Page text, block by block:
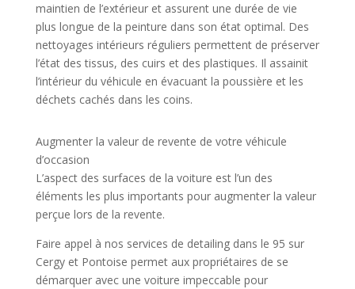
maintien de l’extérieur et assurent une durée de vie
plus longue de la peinture dans son état optimal. Des
nettoyages intérieurs réguliers permettent de préserver
l’état des tissus, des cuirs et des plastiques. Il assainit
l’intérieur du véhicule en évacuant la poussière et les
déchets cachés dans les coins.
Augmenter la valeur de revente de votre véhicule
d’occasion
L’aspect des surfaces de la voiture est l’un des
éléments les plus importants pour augmenter la valeur
perçue lors de la revente.
Faire appel à nos services de detailing dans le 95 sur
Cergy et Pontoise permet aux propriétaires de se
démarquer avec une voiture impeccable pour